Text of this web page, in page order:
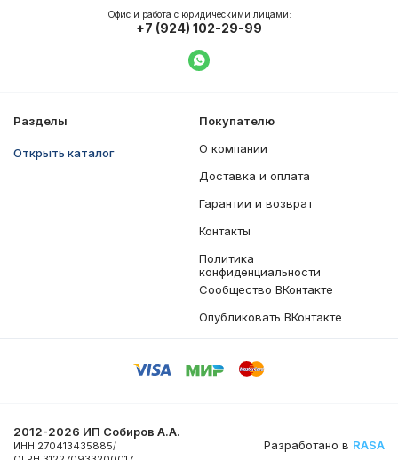
Разделы
Открыть каталог
Покупателю
О компании
Доставка и оплата
Гарантии и возврат
Контакты
Политика
конфиденциальности
Сообщество ВКонтакте
Опубликовать ВКонтакте
Офис и работа с юридическими лицами:
+7 (924) 102-29-99
Написать в WhatsApp
2012-2026 ИП Собиров А.А.
ИНН 270413435885/
Разработано в RASA